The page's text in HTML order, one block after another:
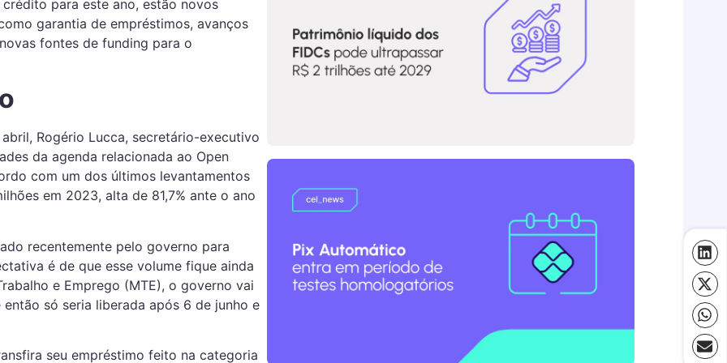
para este ano, estão novos
garantia de empréstimos, avanços
fontes de funding para o
Rogério Lucca, secretário-executivo
da agenda relacionada ao Open
com um dos últimos levantamentos
em 2023, alta de 81,7% ante o ano
recentemente pelo governo para
é de que esse volume fique ainda
e Emprego (MTE), o governo vai
então só seria liberada após 6 de junho e
seu empréstimo feito na categoria